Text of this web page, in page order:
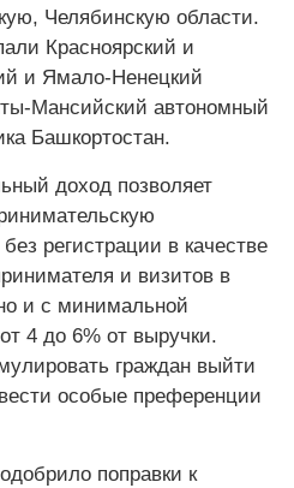
Челябинскую области.
Красноярский и
и Ямало-Ненецкий
Мансийский автономный
Башкортостан.
доход позволяет
регистрации в качестве
и визитов в
и с минимальной
4 до 6% от выручки.
граждан выйти
особые преференции
поправки к